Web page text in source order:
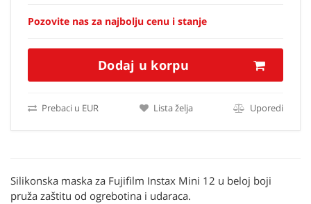
Pozovite nas za najbolju cenu i stanje
Dodaj u korpu
Prebaci u EUR Lista želja Uporedi
Silikonska maska za Fujifilm Instax Mini 12 u beloj boji
pruža zaštitu od ogrebotina i udaraca.